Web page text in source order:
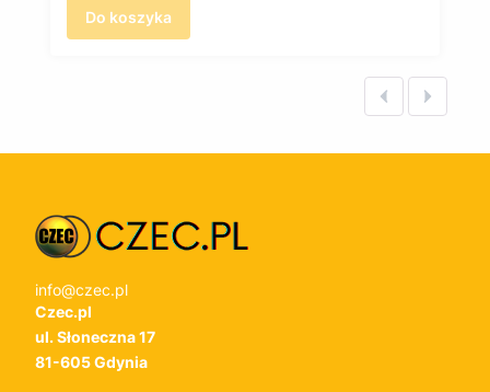
Do koszyka
info@czec.pl
Czec.pl
ul. Słoneczna 17
81-605 Gdynia